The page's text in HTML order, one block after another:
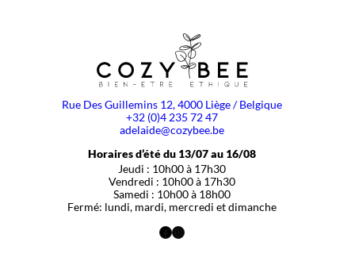
Rue Des Guillemins 12, 4000 Liège / Belgique
+32 (0)4 235 72 47
adelaide@cozybee.be
Horaires d’été du 13/07 au 16/08
Jeudi : 10h00 à 17h30
Vendredi : 10h00 à 17h30
Samedi : 10h00 à 18h00
Fermé: lundi, mardi, mercredi et dimanche
Facebook
Instagram